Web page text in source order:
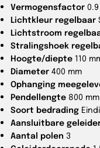
Vermogensfactor 0.9
Lichtkleur regelbaar
Lichtstroom
Stralingshoek
Hoogte/diepte 110
Diameter 400 mm
Ophanging
Pendellengte 800 mm
Soort bedrading
Aansluitbare
Aantal polen 3